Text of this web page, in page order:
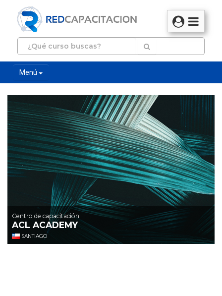
Menú
Centro de capacitación
ACL ACADEMY
SANTIAGO